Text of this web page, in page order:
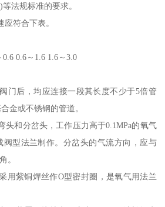
法规标准的要求。
符合下表。
0.6～1.6 1.6～3.0
门后，均应连接一段其长度不少于5倍管
金或不锈钢的管道。
头和分岔头，工作压力高于0.1MPa的氧气
阀型法兰制作。分岔头的气流方向，应与
。
用紫铜焊丝作O型密封圈，是氧气用法兰